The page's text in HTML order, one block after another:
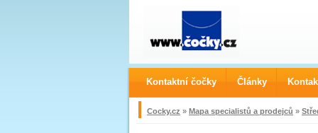
Cocky.cz » Mapa specialistů a prodejců »
Kontaktní čočky Články